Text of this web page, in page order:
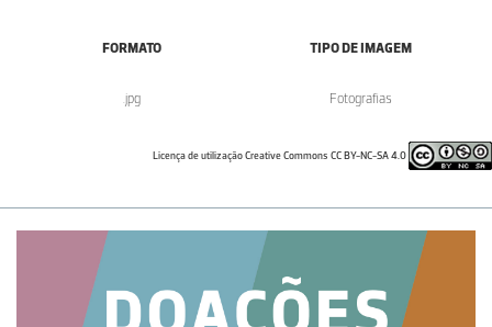
FORMATO
.jpg
TIPO DE IMAGEM
Fotografias
Licença de utilização Creative Commons CC BY-NC-SA 4.0